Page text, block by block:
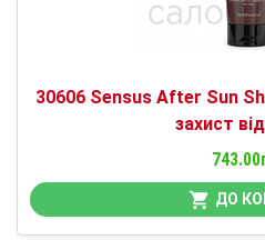
30606 Sensus After Sun
захист
ДО